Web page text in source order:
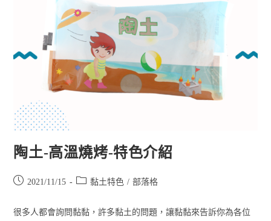
陶土-高溫燒烤-特色介紹
2021/11/15 黏土特色 / 部落格
很多人都會詢問黏黏，許多黏土的問題，讓黏黏來告訴你為各位